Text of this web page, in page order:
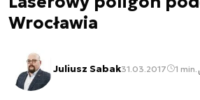
Wrocławia
Juliusz Sabak31.03.2017 1 min.